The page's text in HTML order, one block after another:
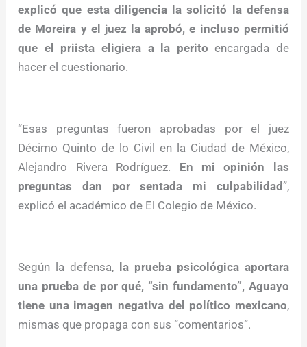
explicó que esta diligencia la solicitó la defensa
de Moreira y el juez la aprobó, e incluso permitió
que el priista eligiera a la peritoencargada de
hacer el cuestionario.
“Esas preguntas fueron aprobadas por el juez
Décimo Quinto de lo Civil en la Ciudad de México,
Alejandro Rivera Rodríguez. En mi opinión las
preguntas dan por sentada mi culpabilidad”,
explicó el académico de El Colegio de México.
Según la defensa, la prueba psicológica aportara
una prueba de por qué, “sin fundamento”, Aguayo
tiene una imagen negativa del político mexicano,
mismas que propaga con sus “comentarios”.